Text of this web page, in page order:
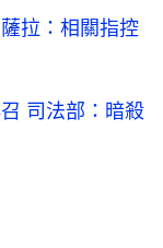
拉：相關指控
司法部：暗殺